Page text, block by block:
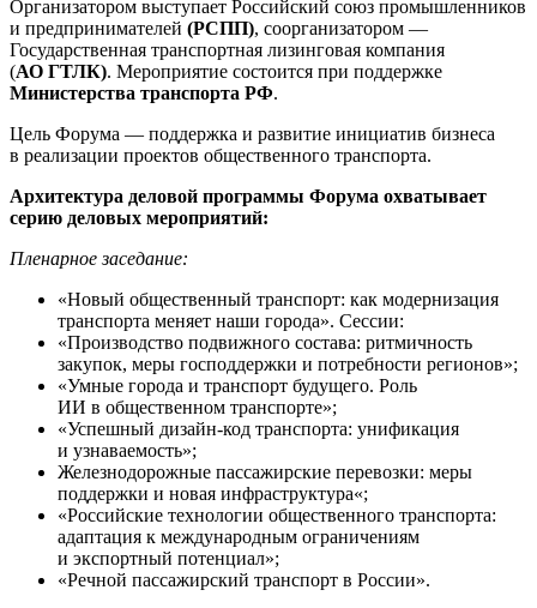
Организатором выступает Российский союз промышленников
и предпринимателей (РСПП), соорганизатором —
Государственная транспортная лизинговая компания
(АО ГТЛК). Мероприятие состоится при поддержке
Министерства транспорта РФ.
Цель Форума — поддержка и развитие инициатив бизнеса
в реализации проектов общественного транспорта.
Архитектура деловой программы Форума охватывает
серию деловых мероприятий:
Пленарное заседание:
«Новый общественный транспорт: как модернизация
транспорта меняет наши города». Сессии:
«Производство подвижного состава: ритмичность
закупок, меры господдержки и потребности регионов»;
«Умные города и транспорт будущего. Роль
ИИ в общественном транспорте»;
«Успешный дизайн-код транспорта: унификация
и узнаваемость»;
Железнодорожные пассажирские перевозки: меры
поддержки и новая инфраструктура«;
«Российские технологии общественного транспорта:
адаптация к международным ограничениям
и экспортный потенциал»;
«Речной пассажирский транспорт в России».